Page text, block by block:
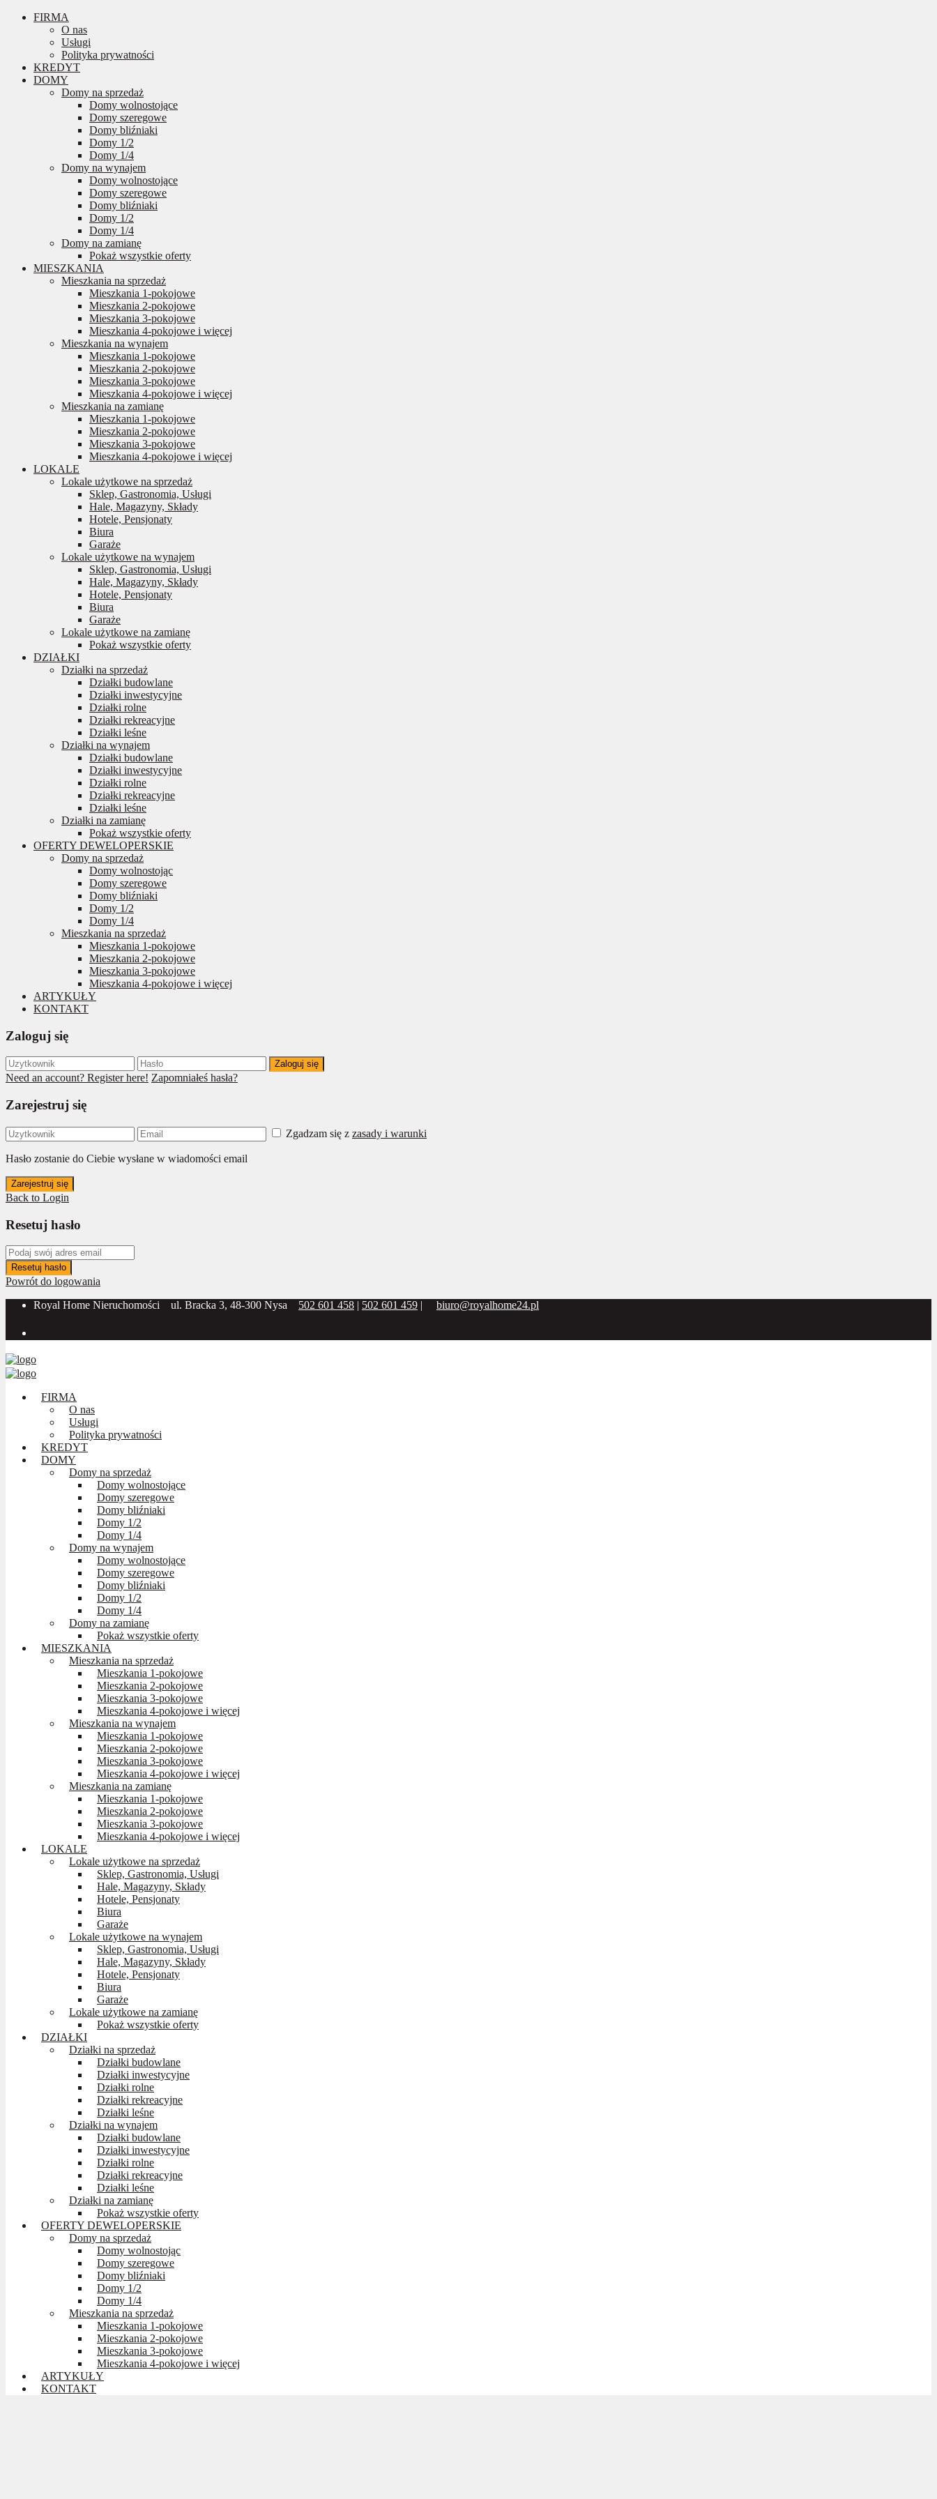
FIRMA
O nas
Usługi
Polityka prywatności
KREDYT
DOMY
Domy na sprzedaż
Domy wolnostojące
Domy szeregowe
Domy bliźniaki
Domy 1/2
Domy 1/4
Domy na wynajem
Domy wolnostojące
Domy szeregowe
Domy bliźniaki
Domy 1/2
Domy 1/4
Domy na zamianę
Pokaż wszystkie oferty
MIESZKANIA
Mieszkania na sprzedaż
Mieszkania 1-pokojowe
Mieszkania 2-pokojowe
Mieszkania 3-pokojowe
Mieszkania 4-pokojowe i więcej
Mieszkania na wynajem
Mieszkania 1-pokojowe
Mieszkania 2-pokojowe
Mieszkania 3-pokojowe
Mieszkania 4-pokojowe i więcej
Mieszkania na zamianę
Mieszkania 1-pokojowe
Mieszkania 2-pokojowe
Mieszkania 3-pokojowe
Mieszkania 4-pokojowe i więcej
LOKALE
Lokale użytkowe na sprzedaż
Sklep, Gastronomia, Usługi
Hale, Magazyny, Składy
Hotele, Pensjonaty
Biura
Garaże
Lokale użytkowe na wynajem
Sklep, Gastronomia, Usługi
Hale, Magazyny, Składy
Hotele, Pensjonaty
Biura
Garaże
Lokale użytkowe na zamianę
Pokaż wszystkie oferty
DZIAŁKI
Działki na sprzedaż
Działki budowlane
Działki inwestycyjne
Działki rolne
Działki rekreacyjne
Działki leśne
Działki na wynajem
Działki budowlane
Działki inwestycyjne
Działki rolne
Działki rekreacyjne
Działki leśne
Działki na zamianę
Pokaż wszystkie oferty
OFERTY DEWELOPERSKIE
Domy na sprzedaż
Domy wolnostojąc
Domy szeregowe
Domy bliźniaki
Domy 1/2
Domy 1/4
Mieszkania na sprzedaż
Mieszkania 1-pokojowe
Mieszkania 2-pokojowe
Mieszkania 3-pokojowe
Mieszkania 4-pokojowe i więcej
ARTYKUŁY
KONTAKT
Zaloguj się
Zaloguj się
Need an account? Register here! Zapomniałeś hasła?
Zarejestruj się
Zgadzam się z zasady i warunki
Hasło zostanie do Ciebie wysłane w wiadomości email
Zarejestruj się
Back to Login
Resetuj hasło
Resetuj hasło
Powrót do logowania
Royal Home Nieruchomości
ul. Bracka 3, 48-300 Nysa 502 601 458 | 502 601 459 | biuro@royalhome24.pl
FIRMA
O nas
Usługi
Polityka prywatności
KREDYT
DOMY
Domy na sprzedaż
Domy wolnostojące
Domy szeregowe
Domy bliźniaki
Domy 1/2
Domy 1/4
Domy na wynajem
Domy wolnostojące
Domy szeregowe
Domy bliźniaki
Domy 1/2
Domy 1/4
Domy na zamianę
Pokaż wszystkie oferty
MIESZKANIA
Mieszkania na sprzedaż
Mieszkania 1-pokojowe
Mieszkania 2-pokojowe
Mieszkania 3-pokojowe
Mieszkania 4-pokojowe i więcej
Mieszkania na wynajem
Mieszkania 1-pokojowe
Mieszkania 2-pokojowe
Mieszkania 3-pokojowe
Mieszkania 4-pokojowe i więcej
Mieszkania na zamianę
Mieszkania 1-pokojowe
Mieszkania 2-pokojowe
Mieszkania 3-pokojowe
Mieszkania 4-pokojowe i więcej
LOKALE
Lokale użytkowe na sprzedaż
Sklep, Gastronomia, Usługi
Hale, Magazyny, Składy
Hotele, Pensjonaty
Biura
Garaże
Lokale użytkowe na wynajem
Sklep, Gastronomia, Usługi
Hale, Magazyny, Składy
Hotele, Pensjonaty
Biura
Garaże
Lokale użytkowe na zamianę
Pokaż wszystkie oferty
DZIAŁKI
Działki na sprzedaż
Działki budowlane
Działki inwestycyjne
Działki rolne
Działki rekreacyjne
Działki leśne
Działki na wynajem
Działki budowlane
Działki inwestycyjne
Działki rolne
Działki rekreacyjne
Działki leśne
Działki na zamianę
Pokaż wszystkie oferty
OFERTY DEWELOPERSKIE
Domy na sprzedaż
Domy wolnostojąc
Domy szeregowe
Domy bliźniaki
Domy 1/2
Domy 1/4
Mieszkania na sprzedaż
Mieszkania 1-pokojowe
Mieszkania 2-pokojowe
Mieszkania 3-pokojowe
Mieszkania 4-pokojowe i więcej
ARTYKUŁY
KONTAKT